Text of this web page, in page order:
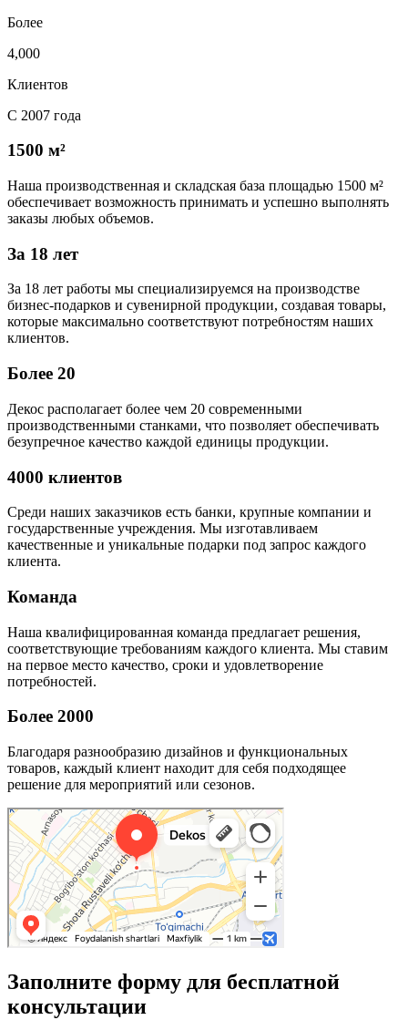
Более
4,000
Клиентов
С 2007 года
1500 м²
Наша производственная и складская база площадью 1500 м²
обеспечивает возможность принимать и успешно выполнять
заказы любых объемов.
За 18 лет
За 18 лет работы мы специализируемся на производстве
бизнес-подарков и сувенирной продукции, создавая товары,
которые максимально соответствуют потребностям наших
клиентов.
Более 20
Декос располагает более чем 20 современными
производственными станками, что позволяет обеспечивать
безупречное качество каждой единицы продукции.
4000 клиентов
Среди наших заказчиков есть банки, крупные компании и
государственные учреждения. Мы изготавливаем
качественные и уникальные подарки под запрос каждого
клиента.
Команда
Наша квалифицированная команда предлагает решения,
соответствующие требованиям каждого клиента. Мы ставим
на первое место качество, сроки и удовлетворение
потребностей.
Более 2000
Благодаря разнообразию дизайнов и функциональных
товаров, каждый клиент находит для себя подходящее
решение для мероприятий или сезонов.
Заполните форму для бесплатной
консультации